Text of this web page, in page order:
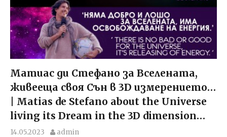
Матиас ди Стефано за Вселената,
живееща своя Сън в 3D измерението…
| Matias de Stefano about the Universe
living its Dream in the 3D dimension…
14.05.2023 admin